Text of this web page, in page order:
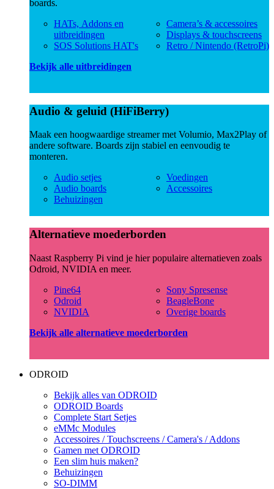
boards.
HATs, Addons en
uitbreidingen
SOS Solutions HAT's
Camera’s & accessoires
Displays & touchscreens
Retro / Nintendo (RetroPi)
Bekijk alle uitbreidingen
Audio & geluid (HiFiBerry)
Maak een hoogwaardige streamer met Volumio, Max2Play of
andere software. Boards zijn stabiel en eenvoudig te
monteren.
Audio setjes
Audio boards
Behuizingen
Voedingen
Accessoires
Alternatieve moederborden
Naast Raspberry Pi vind je hier populaire alternatieven zoals
Odroid, NVIDIA en meer.
Pine64
Odroid
NVIDIA
Sony Spresense
BeagleBone
Overige boards
Bekijk alle alternatieve moederborden
ODROID
Bekijk alles van ODROID
ODROID Boards
Complete Start Setjes
eMMc Modules
Accessoires / Touchscreens / Camera's / Addons
Gamen met ODROID
Een slim huis maken?
Behuizingen
SO-DIMM